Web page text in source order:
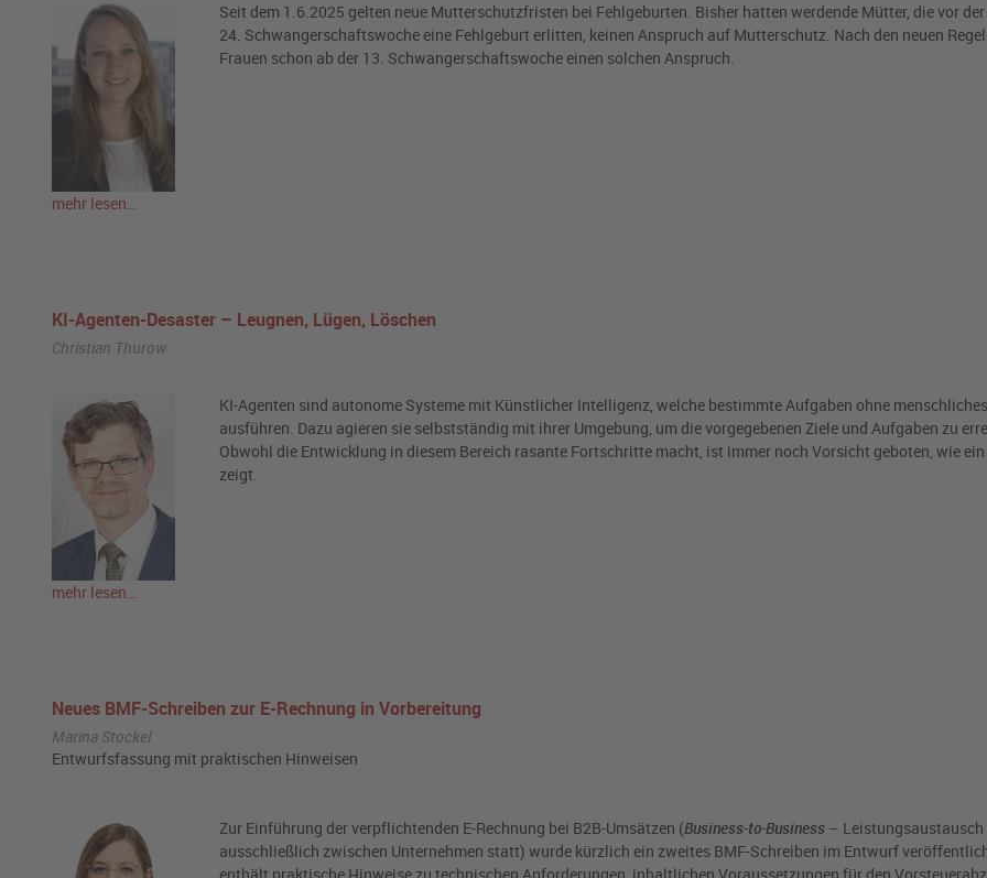
Seit dem 1.6.2025 gelten neue Mutterschutzfristen bei Fehlgeburten. Bisher hatten werdende Mütter, die vor der
24. Schwangerschaftswoche eine Fehlgeburt erlitten, keinen Anspruch auf Mutterschutz. Nach den neuen
Frauen schon ab der 13. Schwangerschaftswoche einen solchen Anspruch.
mehr lesen…
KI-Agenten-Desaster – Leugnen, Lügen, Löschen
Christian Thurow
KI-Agenten sind autonome Systeme mit Künstlicher Intelligenz, welche bestimmte Aufgaben ohne
ausführen. Dazu agieren sie selbstständig mit ihrer Umgebung, um die vorgegebenen Ziele und Aufgaben zu
Obwohl die Entwicklung in diesem Bereich rasante Fortschritte macht, ist immer noch Vorsicht geboten, wie
zeigt.
mehr lesen…
Neues BMF-Schreiben zur E-Rechnung in Vorbereitung
Marina Stockel
Entwurfsfassung mit praktischen Hinweisen
Zur Einführung der verpflichtenden E-Rechnung bei B2B-Umsätzen (Business-to-Business –
ausschließlich zwischen Unternehmen statt) wurde kürzlich ein zweites BMF-Schreiben im Entwurf